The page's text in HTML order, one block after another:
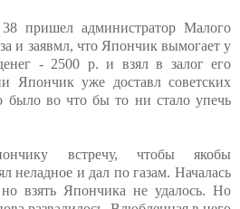
пришел администратор Малого
и заявмл, что Япончик вымогает у
- 2500 р. и взял в залог его
Япончик уже доставл советских
было во что бы то ни стало упечь
встречу, чтобы якобы
неладное и дал по газам. Началась
взять Япончика не удалось. Но